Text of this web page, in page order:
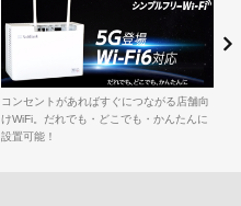
コンセントがあればすぐにつながる店舗向
けWiFi。だれでも・どこでも・かんたんに
設置可能！